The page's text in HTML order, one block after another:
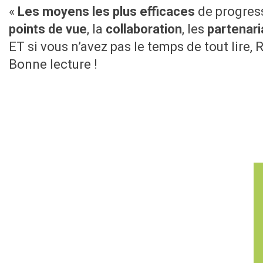
« Les moyens les plus efficaces de
points de vue, la collaboration, les
ET si vous n’avez pas le temps de tout lire,
Bonne lecture !